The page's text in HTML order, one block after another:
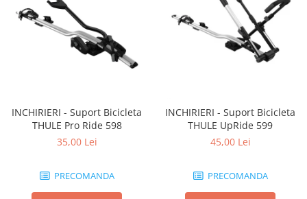
INCHIRIERI - Suport Bicicleta
THULE Pro Ride 598
35,00 Lei
PRECOMANDA
INCHIRIERI - Suport Bicicleta
THULE UpRide 599
45,00 Lei
PRECOMANDA